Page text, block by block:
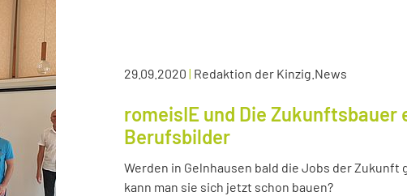
29.09.2020 | Redaktion der Kinzig.News
romeisIE und Die
Berufsbilder
Werden in Gelnhausen bald die Jobs der Zukunft
kann man sie sich jetzt schon bauen?